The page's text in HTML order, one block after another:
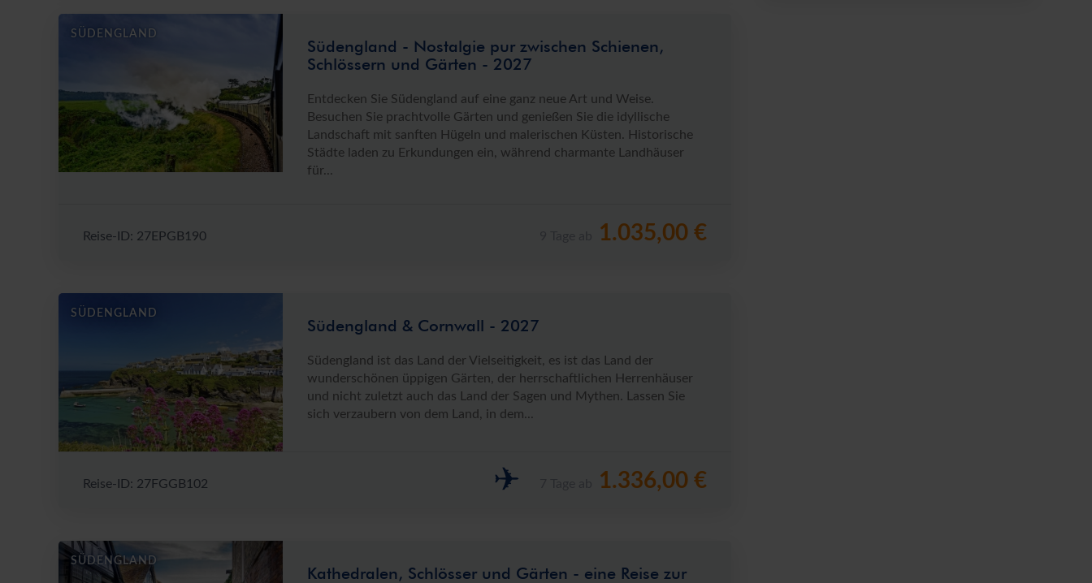
SÜDENGLAND
Südengland - Nostalgie pur zwischen Schienen,
Schlössern und Gärten - 2027
Entdecken Sie Südengland auf eine ganz neue Art und Weise.
Besuchen Sie prachtvolle Gärten und genießen Sie die idyllische
Landschaft mit sanften Hügeln und malerischen Küsten. Historische
Städte laden zu Erkundungen ein, während charmante Landhäuser
für...
1.035,00 €
Reise-ID: 27EPGB190
SÜDENGLAND
Südengland & Cornwall - 2027
Südengland ist das Land der Vielseitigkeit, es ist das Land der
wunderschönen üppigen Gärten, der herrschaftlichen Herrenhäuser
und nicht zuletzt auch das Land der Sagen und Mythen. Lassen Sie
sich verzaubern von dem Land, in dem...
✈ 1.336,00 €
Reise-ID: 27FGGB102
SÜDENGLAND
Kathedralen, Schlösser und Gärten - eine Reise zur